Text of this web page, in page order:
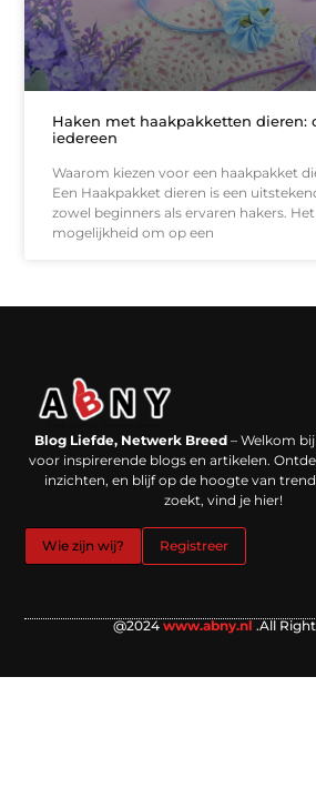
Haken met haakpakketten dieren:
iedereen
Waarom kiezen voor een haakpakket
Een Haakpakket dieren is een
zowel beginners als ervaren hakers.
mogelijkheid om op een
Blog Liefde, Netwerk Breed – Welkom
voor inspirerende blogs en artikelen.
inzichten, en blijf op de hoogte van
zoekt, vind je hier!
Wie zijn wij? Registreer
@2024 www.abny.nl .All